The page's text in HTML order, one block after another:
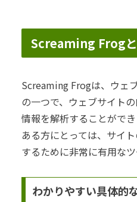
Screaming Frogと
Screaming Frogは、ウェ
の一つで、ウェブサイト
情報を解析することがで
ある方にとっては、サイ
するために非常に有用なツ
わかりやすい具体的